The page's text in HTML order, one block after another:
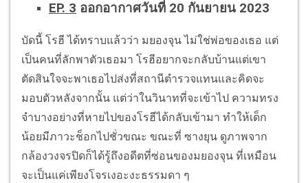
EP. 3 ออกอากาศวันที่ 20 กันยายน 2023
บัดนี้ โรฮี ได้ทราบแล้วว่า มยองจุน ไม่ใช่พ่อของเธอ แต่
เป็นคนที่ลักพาตัวเธอมา โรฮีอยากจะกลับบ้านแต่เขา
ตัดสินใจจะพาเธอไปส่งที่สถานีตำรวจแทนและคิดจะ
มอบตัวหลังจากนั้น แต่ว่าในวินาทที่จะเข้าไป ความทรง
จำบางอย่างที่หายไปของโรฮีได้กลับเข้ามา ทำให้เด็ก
น้อยมีภาวะช็อกไปชั่วขณะ ขณะที่ ซางยุน ดูภาพจาก
กล้องวงจรปิดก็ได้รู้ถึงอดีตที่ซ่อนของมยองจุน ที่เหมือน
จะเป็นแค่เพียงโจรเงอะงะธรรมดา ๆ